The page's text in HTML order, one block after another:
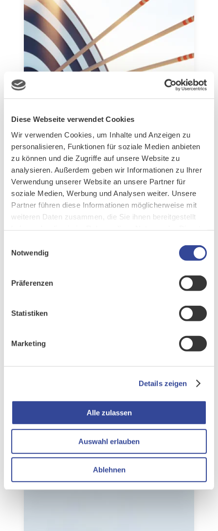
Diese Webseite verwendet Cookies
Wir verwenden Cookies, um Inhalte und Anzeigen zu
personalisieren, Funktionen für soziale Medien anbieten
zu können und die Zugriffe auf unsere Website zu
analysieren. Außerdem geben wir Informationen zu Ihrer
Verwendung unserer Website an unsere Partner für
soziale Medien, Werbung und Analysen weiter. Unsere
Partner führen diese Informationen möglicherweise mit
weiteren Daten zusammen, die Sie ihnen bereitgestellt
Notwendig
Präferenzen
Statistiken
Marketing
Details zeigen
Alle zulassen
Auswahl erlauben
Ablehnen
Kampagnenmanagement
KI-Assistent